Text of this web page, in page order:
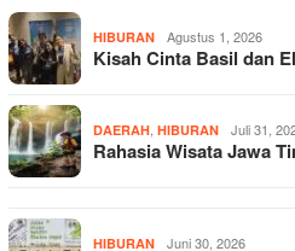
HIBURAN Agustus 1, 2026
Kisah Cinta Basil dan
DAERAH, HIBURAN Juli 31,
Rahasia Wisata Jawa
HIBURAN Juni 30, 2026